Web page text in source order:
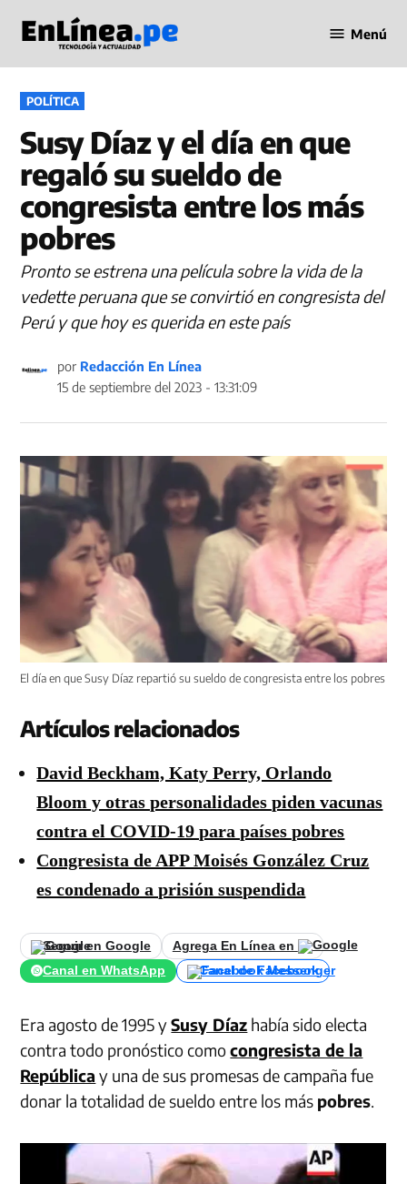
contenido
en Línea
Menú
PUBLICADO
EN
POLÍTICA
Susy Díaz y el día en que
regaló su sueldo de
congresista entre los más
pobres
Pronto se estrena una película sobre la vida de la
vedette peruana que se convirtió en congresista del
Perú y que hoy es querida en este país
por Redacción En Línea
15 de septiembre del 2023 - 13:31:09
El día en que Susy Díaz repartió su sueldo de congresista entre los pobres
Artículos relacionados
David Beckham, Katy Perry, Orlando
Bloom y otras personalidades piden vacunas
contra el COVID-19 para países pobres
Congresista de APP Moisés González Cruz
es condenado a prisión suspendida
Seguir en Google
Agrega En Línea en
Canal en WhatsApp
Canal de Facebook
Era agosto de 1995 ySusy Díaz había sido electa
contra todo pronóstico comocongresista de la
República y una de sus promesas de campaña fue
donar la totalidad de sueldo entre los más pobres.